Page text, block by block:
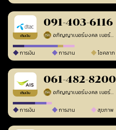
เติมเงิน
091-403-6116
อภิญญาเบอร์มงคล เบอร์สวยเลขศาสตร์
การเงิน การงาน โชคลาภ
เติมเงิน
061-482-8200
อภิญญาเบอร์มงคล เบอร์สวยเลขศาสตร์
การเงิน การงาน สุขภาพ